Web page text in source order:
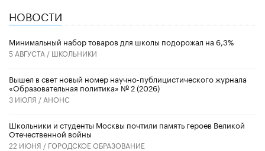
НОВОСТИ
Минимальный набор товаров для школы подорожал на 6,3%
5 АВГУСТА / ШКОЛЬНИКИ
Вышел в свет новый номер научно-публицистического журнала
«Образовательная политика» № 2 (2026)
3 ИЮЛЯ / АНОНС
Школьники и студенты Москвы почтили память героев Великой
Отечественной войны
22 ИЮНЯ / ГОРОДСКОЕ ОБРАЗОВАНИЕ